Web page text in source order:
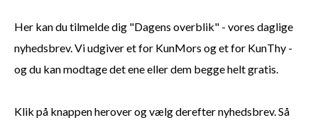
Her kan du tilmelde dig "Dagens overblik" - vores daglige
nyhedsbrev. Vi udgiver et for KunMors og et for KunThy -
og du kan modtage det ene eller dem begge helt gratis.
Klik på knappen herover og vælg derefter nyhedsbrev. Så